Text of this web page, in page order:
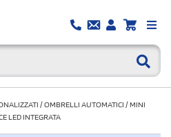
/OMBRELLI AUTOMATICI /MINI
LED INTEGRATA